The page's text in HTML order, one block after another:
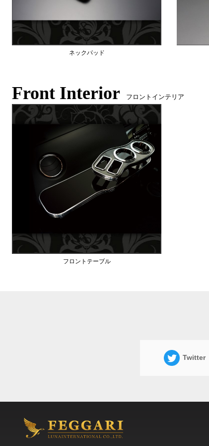
ネックパッド
Front Interior フロントインテリア
フロントテーブル
Twitter